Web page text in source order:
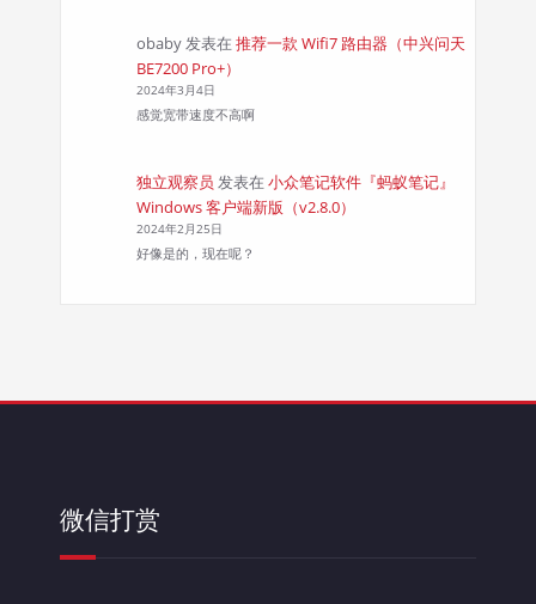
obaby发表在 推荐一款 Wifi7 路由器（中兴问天
BE7200 Pro+）
2024年3月4日
感觉宽带速度不高啊
独立观察员 发表在 小众笔记软件『蚂蚁笔记』
Windows 客户端新版（v2.8.0）
2024年2月25日
好像是的，现在呢？
微信打赏